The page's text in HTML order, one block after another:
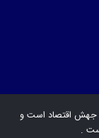
جهش اقتصاد است و
.